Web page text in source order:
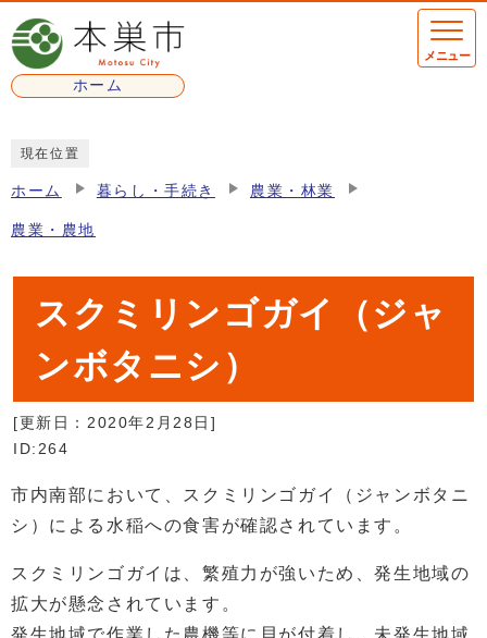
ページの先頭です
ホーム
メニュー
現在位置
ホーム 暮らし・手続き 農業・林業
農業・農地
スクミリンゴガイ（ジャ
ンボタニシ）
[更新日： 2020年2月28日 ]
ID:264
市内南部において、スクミリンゴガイ（ジャンボタニ
シ）による水稲への食害が確認されています。
スクミリンゴガイは、繁殖力が強いため、発生地域の
拡大が懸念されています。